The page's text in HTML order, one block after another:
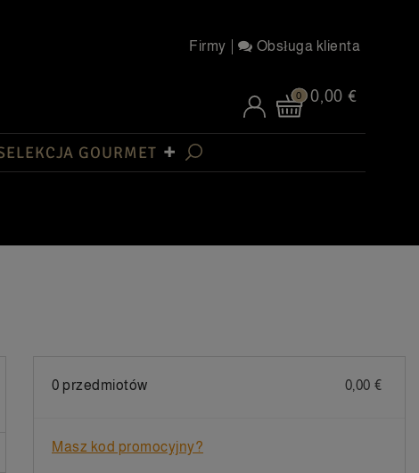
Firmy Obsługa klienta
0 0,00 €
GOURMET
0 przedmiotów 0,00 €
Masz kod promocyjny?